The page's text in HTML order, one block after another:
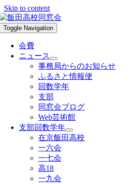
Skip to content
Toggle Navigation
会費
ニュース
事務局からのお知らせ
ふるさと情報便
回数学年
支部
同窓会ブログ
Web芸術館
支部回数学年
在京飯田高校
一六会
一七会
高18
一九会